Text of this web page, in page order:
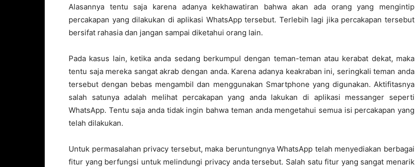
Alasannya tentu saja karena adanya kekhawatiran bahwa akan ada orang yang mengintip
percakapan yang dilakukan di aplikasi WhatsApp tersebut. Terlebih lagi jika percakapan tersebut
bersifat rahasia dan jangan sampai diketahui orang lain.
Pada kasus lain, ketika anda sedang berkumpul dengan teman-teman atau kerabat dekat, maka
tentu saja mereka sangat akrab dengan anda. Karena adanya keakraban ini, seringkali teman anda
tersebut dengan bebas mengambil dan menggunakan Smartphone yang digunakan. Aktifitasnya
salah satunya adalah melihat percakapan yang anda lakukan di aplikasi messanger seperti
WhatsApp. Tentu saja anda tidak ingin bahwa teman anda mengetahui semua isi percakapan yang
telah dilakukan.
Untuk permasalahan privacy tersebut, maka beruntungnya WhatsApp telah menyediakan berbagai
fitur yang berfungsi untuk melindungi privacy anda tersebut. Salah satu fitur yang sangat menarik